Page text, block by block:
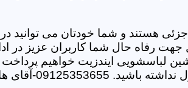
هستند و شما خودتان می توانید
رفاه حال شما کاربران عزیز در
لباسشویی ایندزیت خواهیم پرداخت
آقای هاشمی